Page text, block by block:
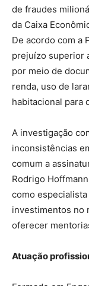
de fraudes
da Caixa
De acordo com a
prejuízo superior
por meio de
renda, uso de
habitacional para
A investigação
inconsistências
comum a
Rodrigo
como
investimentos no
oferecer
Atuação